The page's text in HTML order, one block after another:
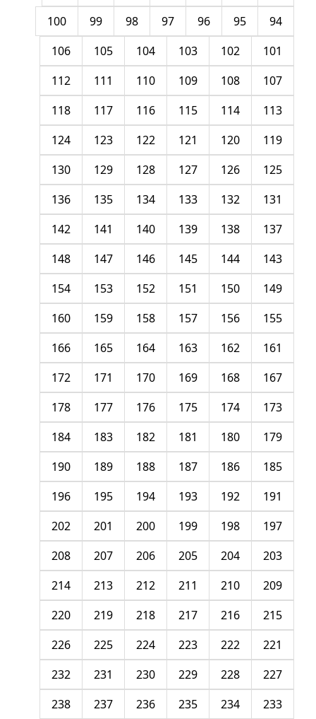
94
95
96
97
98
99
100
101
102
103
104
105
106
107
108
109
110
111
112
113
114
115
116
117
118
119
120
121
122
123
124
125
126
127
128
129
130
131
132
133
134
135
136
137
138
139
140
141
142
143
144
145
146
147
148
149
150
151
152
153
154
155
156
157
158
159
160
161
162
163
164
165
166
167
168
169
170
171
172
173
174
175
176
177
178
179
180
181
182
183
184
185
186
187
188
189
190
191
192
193
194
195
196
197
198
199
200
201
202
203
204
205
206
207
208
209
210
211
212
213
214
215
216
217
218
219
220
221
222
223
224
225
226
227
228
229
230
231
232
233
234
235
236
237
238